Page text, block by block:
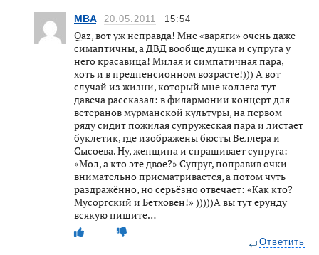
MBA 20.05.2011 15:54
Qaz, вот уж неправда! Мне «варяги» очень даже
симаптичны, а ДВД вообще душка и супруга у
него красавица! Милая и симпатичная пара,
хоть и в предпенсионном возрасте!))) А вот
случай из жизни, который мне коллега тут
давеча рассказал: в филармонии концерт для
ветеранов мурманской культуры, на первом
ряду сидит пожилая супружеская пара и листает
буклетик, где изображены бюсты Веллера и
Сысоева. Ну, женщина и спрашивает супруга:
«Мол, а кто эте двое?» Супруг, поправив очки
внимательно присматривается, а потом чуть
раздражённо, но серьёзно отвечает: «Как кто?
Мусоргский и Бетховен!» )))))А вы тут ерунду
всякую пишите…
Ответить